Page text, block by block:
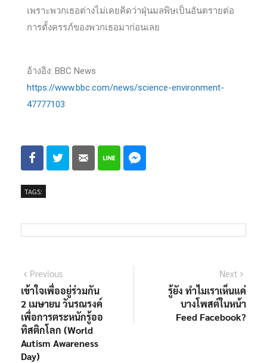
เพราะพวกเธอต่างไม่เคยคิดว่าฝุ่นมลพิษเป็นอันตรายต่อ
การตั้งครรภ์ของพวกเธอมาก่อนเลย
อ้างอิง: BBC News
https://www.bbc.com/news/science-environment-
47777103
TAGS:
Previous
เข้าใจเพื่ออยู่ร่วมกัน
2 เมษายน วันรณรงค์
เพื่อการตระหนักรู้ออ
ทิสติกโลก (World
Autism Awareness
Day)
Next
รู้ยัง ทำไมเราเห็นแค่
บางโพสต์ในหน้า
Feed Facebook?